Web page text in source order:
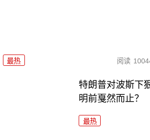
最热 阅读
特朗普对波斯下
明前戛然而止？
最热